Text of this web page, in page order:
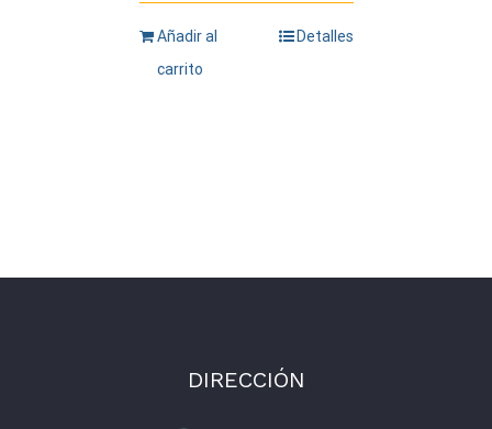
Añadir al
carrito
Detalles
DIRECCIÓN